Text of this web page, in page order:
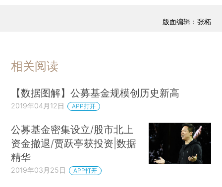
版面编辑：张柘
相关阅读
【数据图解】公募基金规模创历史新高
2019年04月12日 APP打开
公募基金密集设立/股市北上
资金撤退/贾跃亭获投资|数据
精华
2019年03月25日 APP打开